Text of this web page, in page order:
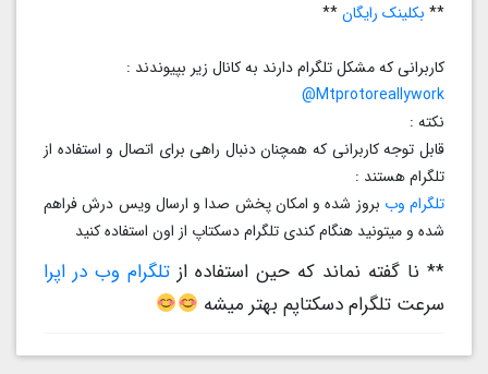
**بکلینک رایگان**
کاربرانی که مشکل تلگرام دارند به کانال زیر بپیوندند :
Mtprotoreallywork@
نکته :
قابل توجه کاربرانی که همچنان دنبال راهی برای اتصال و استفاده از
تلگرام هستند :
تلگرام وببروز شده و امکان پخش صدا و ارسال ویس درش فراهم
شده و میتونید هنگام کندی تلگرام دسکتاپ از اون استفاده کنید
** نا گفته نماند که حین استفاده از تلگرام وب در اپرا
سرعت تلگرام دسکتاپم بهتر میشه